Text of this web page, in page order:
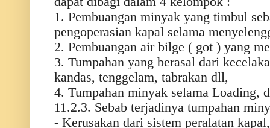
1. Pembuangan minyak yang timbul
pengoperasian kapal selama
2. Pembuangan air bilge ( got ) yang
3. Tumpahan yang berasal dari
kandas, tenggelam, tabrakan dll,
4. Tumpahan minyak selama Loading,
11.2.3. Sebab terjadinya tumpahan
- Kerusakan dari sistem peralatan kapal,